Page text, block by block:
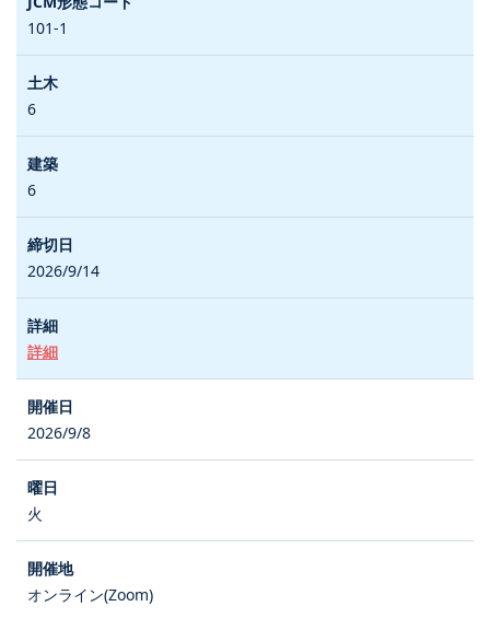
101-1
6
6
2026/9/14
詳細
2026/9/8
火
オンライン(Zoom)